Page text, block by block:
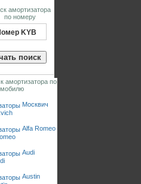
Москвич
Alfa Romeo
Audi
Austin